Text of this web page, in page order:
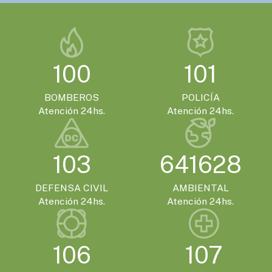
Gualeguaychú confirmó que será la sede
EVENTOS TURISTICOS
SÁBADO 21 DE NOVIEMBRE - 20:00HS.
El Encuentro Batuque celebra su 4ª edición
en Gualeguaychú
100
BOMBEROS
Atención 24hs.
101
POLICÍA
Atención 24hs.
103
DEFENSA CIVIL
Atención 24hs.
641628
AMBIENTAL
Atención 24hs.
106 107